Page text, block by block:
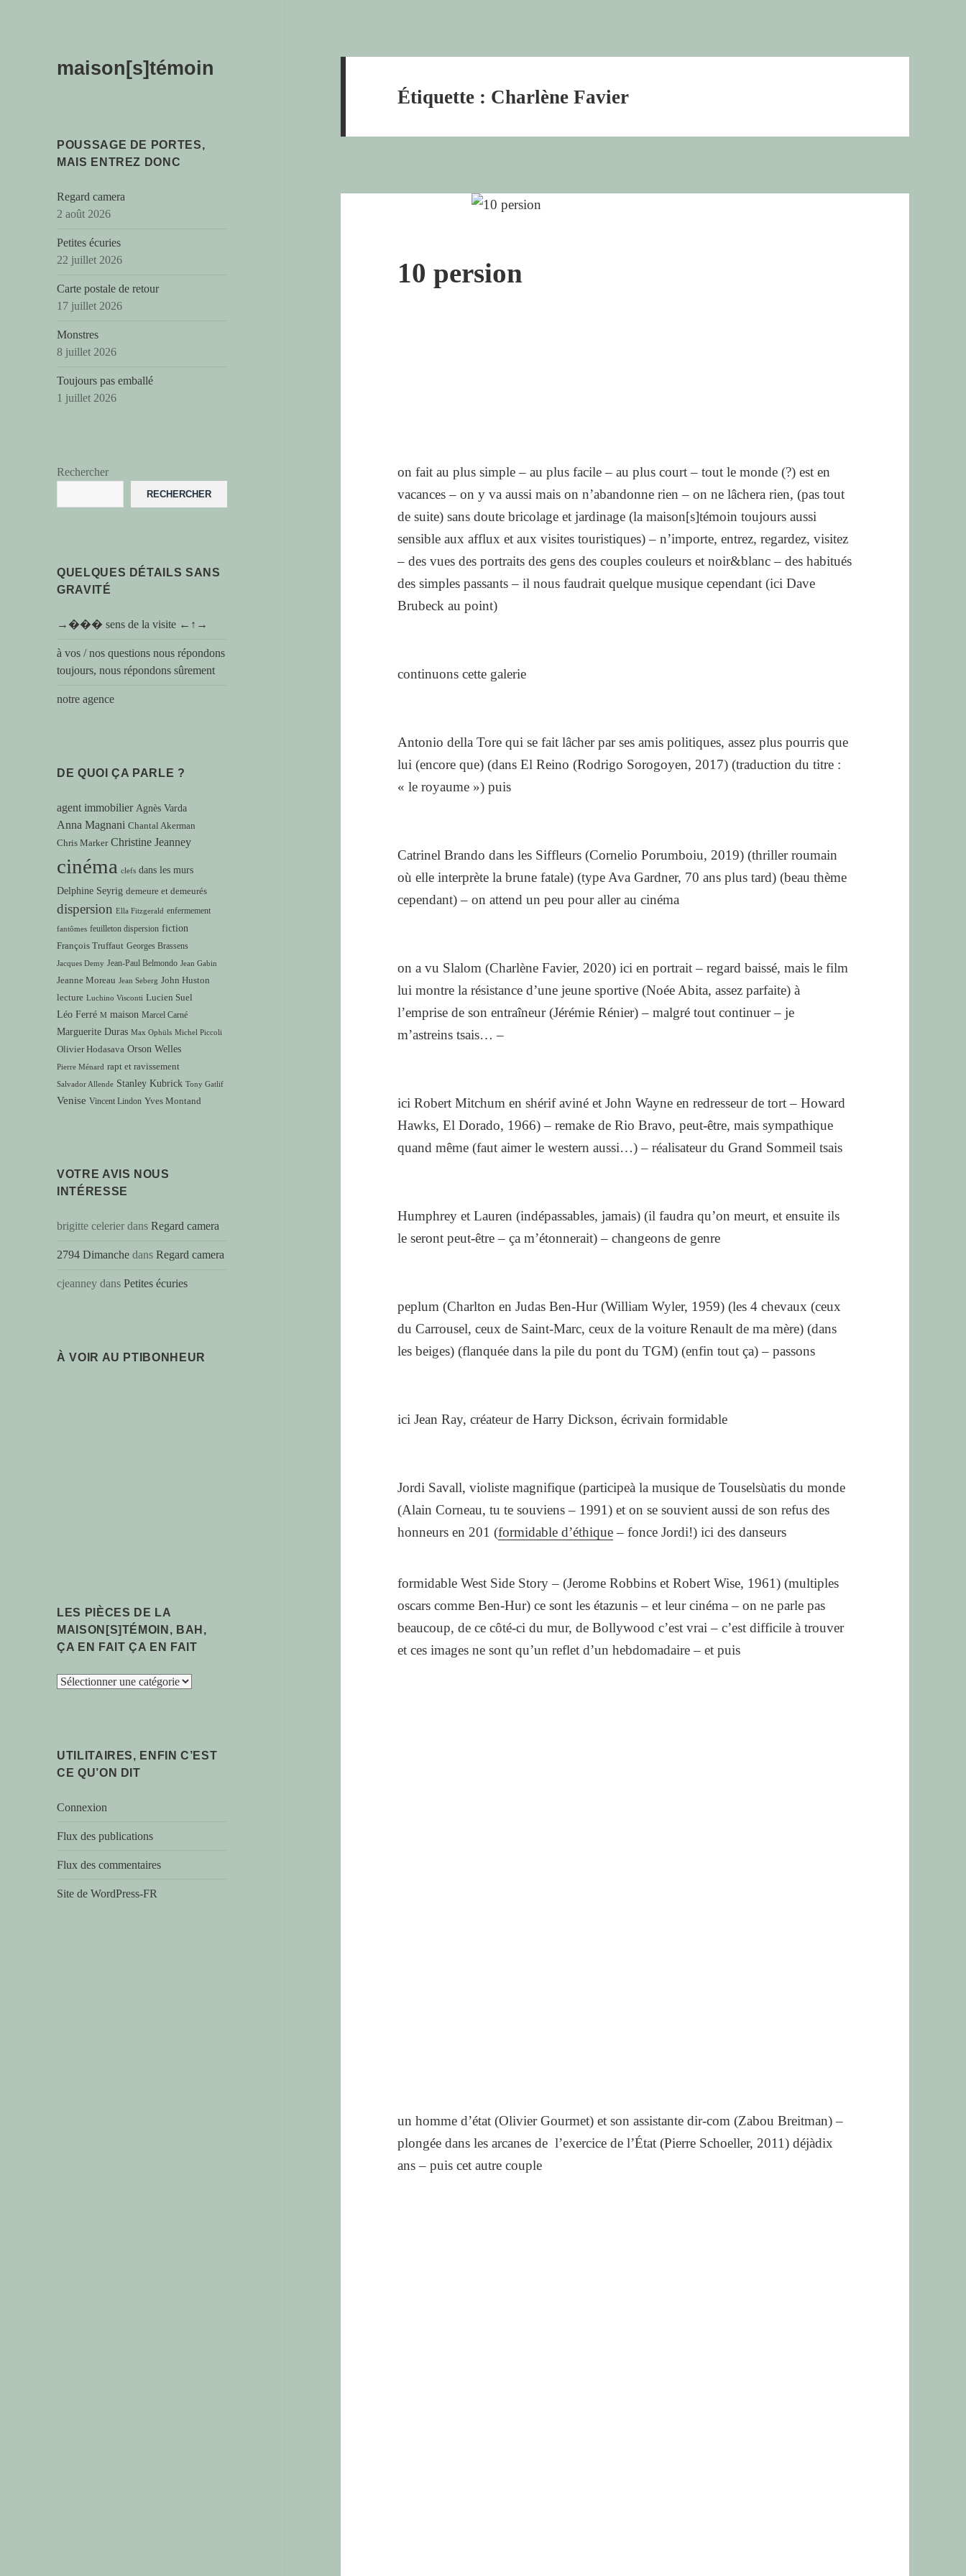
maison[s]témoin
POUSSAGE DE PORTES,
MAIS ENTREZ DONC
Regard camera
2 août 2026
Petites écuries
22 juillet 2026
Carte postale de retour
17 juillet 2026
Monstres
8 juillet 2026
Toujours pas emballé
1 juillet 2026
Rechercher
RECHERCHER
QUELQUES DÉTAILS SANS
GRAVITÉ
→��� sens de la visite ←↑→
à vos / nos questions nous répondons
toujours, nous répondons sûrement
notre agence
DE QUOI ÇA PARLE ?
agent immobilier Agnès Varda
Anna Magnani Chantal Akerman
Chris Marker Christine Jeanney
cinéma clefs dans les murs
Delphine Seyrig demeure et demeurés
dispersion Ella Fitzgerald enfermement
fantômes feuilleton dispersion fiction
François Truffaut Georges Brassens
Jacques Demy Jean-Paul Belmondo Jean Gabin
Jeanne Moreau Jean Seberg John Huston
lecture Luchino Visconti Lucien Suel
Léo Ferré M maison Marcel Carné
Marguerite Duras Max Ophüls Michel Piccoli
Olivier Hodasava Orson Welles
Pierre Ménard rapt et ravissement
Salvador Allende Stanley Kubrick Tony Gatlif
Venise Vincent Lindon Yves Montand
VOTRE AVIS NOUS
INTÉRESSE
brigitte celerier dansRegard camera
2794 Dimanche dansRegard camera
cjeanney dansPetites écuries
À VOIR AU PTIBONHEUR
LES PIÈCES DE LA
MAISON[S]TÉMOIN, BAH,
ÇA EN FAIT ÇA EN FAIT
les
maison[s]témoin,
bah,
en
ça
fait
UTILITAIRES, ENFIN C’EST
CE QU’ON DIT
Connexion
Flux des publications
Flux des commentaires
Site de WordPress-FR
Étiquette : Charlène Favier
10 persion
on fait au plus simple – au plus facile – au plus court – tout le monde (?) est en
vacances – on y va aussi mais on n’abandonne rien – on ne lâchera rien, (pas tout
de suite) sans doute bricolage et jardinage (la maison[s]témoin toujours aussi
sensible aux afflux et aux visites touristiques) – n’importe, entrez, regardez, visitez
– des vues des portraits des gens des couples couleurs et noir&blanc – des habitués
des simples passants – il nous faudrait quelque musique cependant (ici Dave
Brubeck au point)
continuons cette galerie
Antonio della Tore qui se fait lâcher par ses amis politiques, assez plus pourris que
lui (encore que) (dans El Reino (Rodrigo Sorogoyen, 2017) (traduction du titre :
« le royaume ») puis
Catrinel Brando dans les Siffleurs (Cornelio Porumboiu, 2019) (thriller roumain
où elle interprète la brune fatale) (type Ava Gardner, 70 ans plus tard) (beau thème
cependant) – on attend un peu pour aller au cinéma
on a vu Slalom (Charlène Favier, 2020) ici en portrait – regard baissé, mais le film
lui montre la résistance d’une jeune sportive (Noée Abita, assez parfaite) à
l’emprise de son entraîneur (Jérémie Rénier) – malgré tout continuer – je
m’astreins tsais… –
ici Robert Mitchum en shérif aviné et John Wayne en redresseur de tort – Howard
Hawks, El Dorado, 1966) – remake de Rio Bravo, peut-être, mais sympathique
quand même (faut aimer le western aussi…) – réalisateur du Grand Sommeil tsais
Humphrey et Lauren (indépassables, jamais) (il faudra qu’on meurt, et ensuite ils
le seront peut-être – ça m’étonnerait) – changeons de genre
peplum (Charlton en Judas Ben-Hur (William Wyler, 1959) (les 4 chevaux (ceux
du Carrousel, ceux de Saint-Marc, ceux de la voiture Renault de ma mère) (dans
les beiges) (flanquée dans la pile du pont du TGM) (enfin tout ça) – passons
ici Jean Ray, créateur de Harry Dickson, écrivain formidable
Jordi Savall, violiste magnifique (participeà la musique de Touselsùatis du monde
(Alain Corneau, tu te souviens – 1991) et on se souvient aussi de son refus des
honneurs en 201 (formidable d’éthique– fonce Jordi!) ici des danseurs
formidable West Side Story – (Jerome Robbins et Robert Wise, 1961) (multiples
oscars comme Ben-Hur) ce sont les étazunis – et leur cinéma – on ne parle pas
beaucoup, de ce côté-ci du mur, de Bollywood c’est vrai – c’est difficile à trouver
et ces images ne sont qu’un reflet d’un hebdomadaire – et puis
un homme d’état (Olivier Gourmet) et son assistante dir-com (Zabou Breitman) –
plongée dans les arcanes de l’exercice de l’État (Pierre Schoeller, 2011) déjàdix
ans – puis cet autre couple